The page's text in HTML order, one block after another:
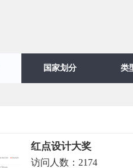
国家划分 类
红点设计大奖
访问人数： 2174